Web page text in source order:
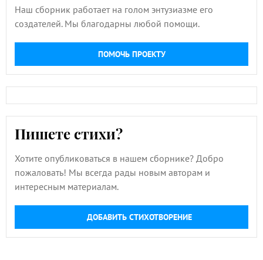
Наш сборник работает на голом энтузиазме его
создателей. Мы благодарны любой помощи.
ПОМОЧЬ ПРОЕКТУ
Пишете стихи?
Хотите опубликоваться в нашем сборнике? Добро
пожаловать! Мы всегда рады новым авторам и
интересным материалам.
ДОБАВИТЬ СТИХОТВОРЕНИЕ